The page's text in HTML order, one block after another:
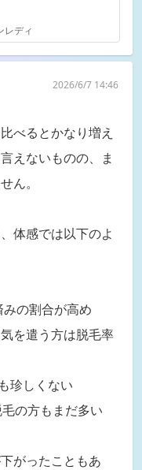
レディ
2026/6/7 14:46
べるとかなり増え
えないものの、ま
ん。
体感では以下のよ
の割合が高め
を遣う方は脱毛率
珍しくない
の方もまだ多い
がったこともあ